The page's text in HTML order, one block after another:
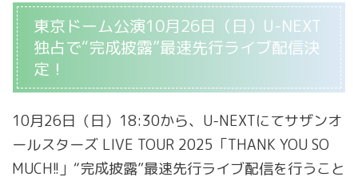
東京ドーム公演10月26日（日）U-NEXT
独占で“完成披露”最速先行ライブ配信決
定！
10月26日（日） 18:30から、 U-NEXTにてサザンオ
ールスターズ LIVE TOUR 2025 「THANK YOU SO
MUCH!! 」“完成披露”最速先行ライブ配信を行うこと